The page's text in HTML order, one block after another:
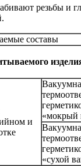
резьбы и
составы
и
«мокрый
«сухой